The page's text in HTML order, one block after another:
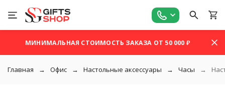
МИНИМАЛЬНАЯ СТОИМОСТЬ ЗАКАЗА ОТ 50 000 ₽
Главная Офис Настольные аксессуары Часы